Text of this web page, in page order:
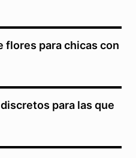
flores para chicas con
para las que